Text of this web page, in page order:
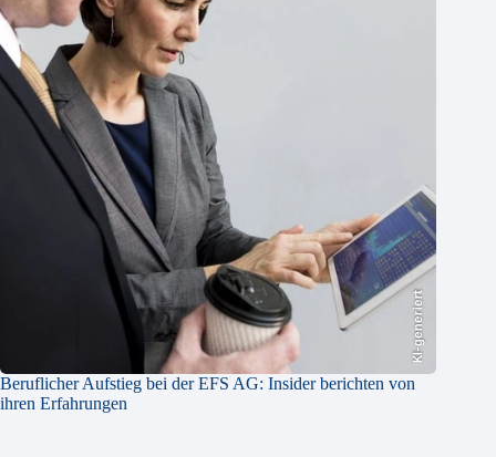
KI-generiert
Beruflicher Aufstieg bei der EFS AG: Insider berichten von
ihren Erfahrungen